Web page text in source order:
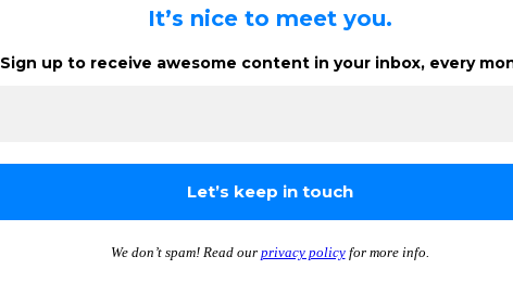
It’s nice to meet you.
Sign up to receive awesome content in your inbox, every
We don’t spam! Read our privacy policyfor more info.